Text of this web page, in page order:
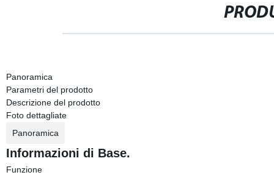
Panoramica
Parametri del prodotto
Descrizione del prodotto
Foto dettagliate
Panoramica
Informazioni di Base.
Funzione